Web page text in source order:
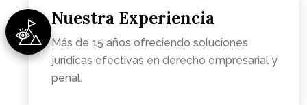
Nuestra Experiencia
Más de 15 años ofreciendo soluciones
jurídicas efectivas en derecho empresarial y
penal.